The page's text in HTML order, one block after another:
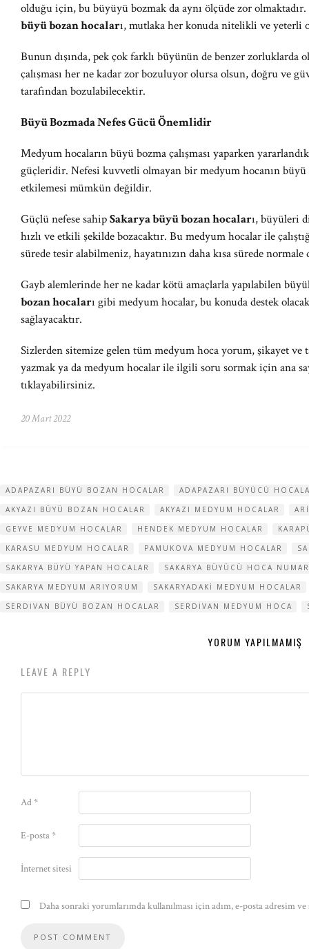
olduğu için, bu büyüyü bozmak da aynı ölçüde zor
büyü bozan hocaları, mutlaka her konuda nitelikli ve yeterli
Bunun dışında, pek çok farklı büyünün de benzer
çalışması her ne kadar zor bozuluyor olursa olsun, doğru ve
tarafından bozulabilecektir.
Büyü Bozmada Nefes Gücü Önemlidir
Medyum hocaların büyü bozma çalışması yaparken
güçleridir. Nefesi kuvvetli olmayan bir medyum hocanın büyü
etkilemesi mümkün değildir.
Güçlü nefese sahipSakarya büyü bozan hocaları, büyüleri
hızlı ve etkili şekilde bozacaktır. Bu medyum hocalar ile
sürede tesir alabilmeniz, hayatınızın daha kısa sürede
Gayb alemlerinde her ne kadar kötü amaçlarla yapılabilen
bozan hocaları gibi medyum hocalar, bu konuda destek
sağlayacaktır.
Sizlerden sitemize gelen tüm medyum hoca yorum, şikayet
yazmak ya da medyum hocalar ile ilgili soru sormak için ana
tıklayabilirsiniz.
20 Mart 2022
ADAPAZARI BÜYÜ BOZAN HOCALAR
ADAPAZARI BÜYÜCÜ
AKYAZI BÜYÜ BOZAN HOCALAR
AKYAZI MEDYUM HOCALAR
GEYVE MEDYUM HOCALAR
HENDEK MEDYUM HOCALAR
KARASU MEDYUM HOCALAR
PAMUKOVA MEDYUM HOCALAR
SAKARYA BÜYÜ YAPAN HOCALAR
SAKARYA BÜYÜCÜ HOCA
SAKARYA MEDYUM ARIYORUM
SAKARYADAKI MEDYUM HOCALAR
SERDIVAN BÜYÜ BOZAN HOCALAR
SERDIVAN MEDYUM HOCA
YORUM YAPILMAMIŞ
LEAVE A REPLY
Ad*
E-posta*
İnternet sitesi
Daha sonraki yorumlarımda kullanılması için adım, e-posta adresim